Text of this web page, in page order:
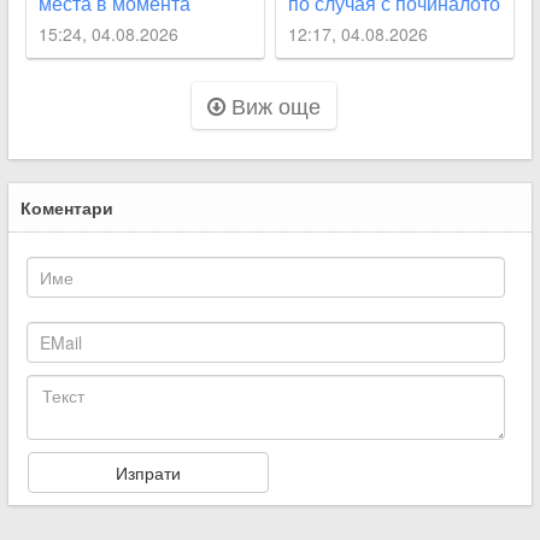
15:24, 04.08.2026
бебе
12:17, 04.08.2026
Виж още
Коментари